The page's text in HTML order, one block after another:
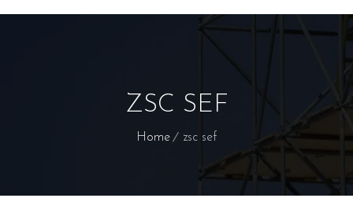
ZSC SEF
Home zsc sef